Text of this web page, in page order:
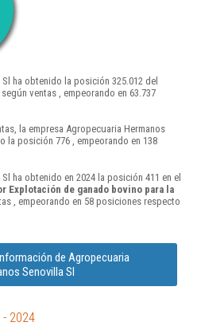
ha obtenido la posición 325.012 del
según ventas , empeorando en 63.737
la empresa Agropecuaria Hermanos
la posición 776 , empeorando en 138
ha obtenido en 2024 la posición 411 en el
Explotación de ganado bovino para la
, empeorando en 58 posiciones respecto
de Agropecuaria
Senovilla Sl
2024